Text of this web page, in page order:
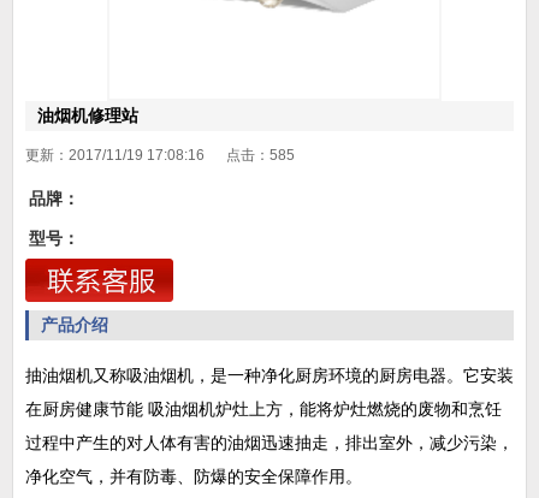
油烟机修理站
更新：2017/11/19 17:08:16 点击： 585
品牌：
型号：
产品介绍
抽油烟机又称吸油烟机，是一种净化厨房环境的厨房电器。它安装
在厨房健康节能 吸油烟机炉灶上方，能将炉灶燃烧的废物和烹饪
过程中产生的对人体有害的油烟迅速抽走，排出室外，减少污染，
净化空气，并有防毒、防爆的安全保障作用。